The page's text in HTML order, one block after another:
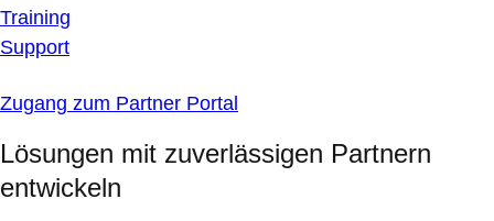
Training
Support
Zugang zum Partner Portal
Lösungen mit zuverlässigen Partnern
entwickeln